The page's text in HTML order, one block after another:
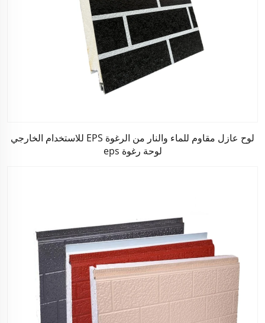
لوح عازل مقاوم للماء والنار من الرغوة EPS للاستخدام الخارجي
لوحة رغوة eps